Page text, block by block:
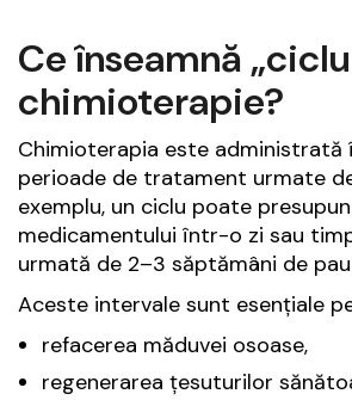
Ce înseamnă
chimioterapie?
Chimioterapia este administrată
perioade de tratament urmate
exemplu, un ciclu poate
medicamentului într-o zi sau
urmată de 2–3 săptămâni de
Aceste intervale sunt esențiale
refacerea măduvei osoase,
regenerarea țesuturilor